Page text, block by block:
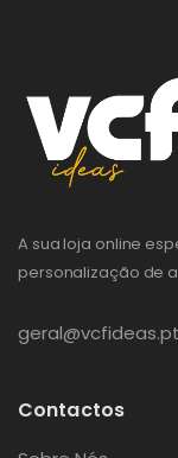
A sua loja online
personalização de
geral@vcfideas.pt
Contactos